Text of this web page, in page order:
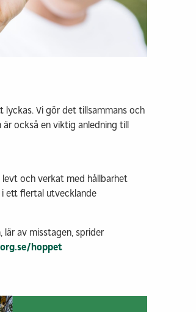
lyckas. Vi gör det tillsammans och
också en viktig anledning till
och verkat med hållbarhet
i ett flertal utvecklande
av misstagen, sprider
hoppet